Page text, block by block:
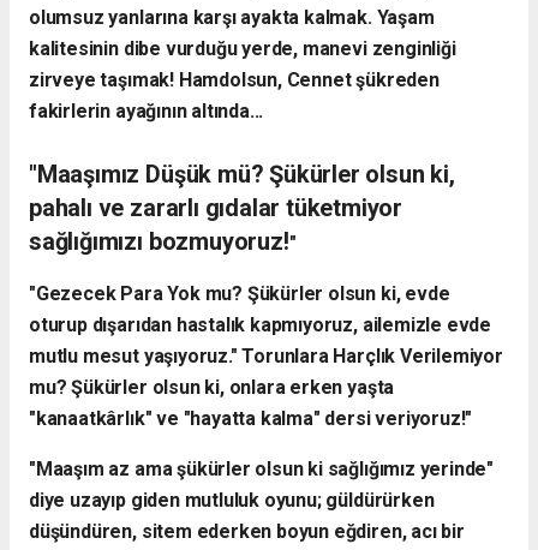
olumsuz yanlarına karşı ayakta kalmak. Yaşam
kalitesinin dibe vurduğu yerde, manevi zenginliği
zirveye taşımak! Hamdolsun, Cennet şükreden
fakirlerin ayağının altında...
​"Maaşımız Düşük mü? Şükürler olsun ki,
pahalı ve zararlı gıdalar tüketmiyor
sağlığımızı bozmuyoruz!"
"​Gezecek Para Yok mu? Şükürler olsun ki, evde
oturup dışarıdan hastalık kapmıyoruz, ailemizle evde
mutlu mesut yaşıyoruz." Torunlara Harçlık Verilemiyor
mu? Şükürler olsun ki, onlara erken yaşta
"kanaatkârlık" ve "hayatta kalma" dersi veriyoruz!"
"Maaşım az ama şükürler olsun ki sağlığımız yerinde"
diye uzayıp giden mutluluk oyunu; güldürürken
düşündüren, sitem ederken boyun eğdiren, acı bir